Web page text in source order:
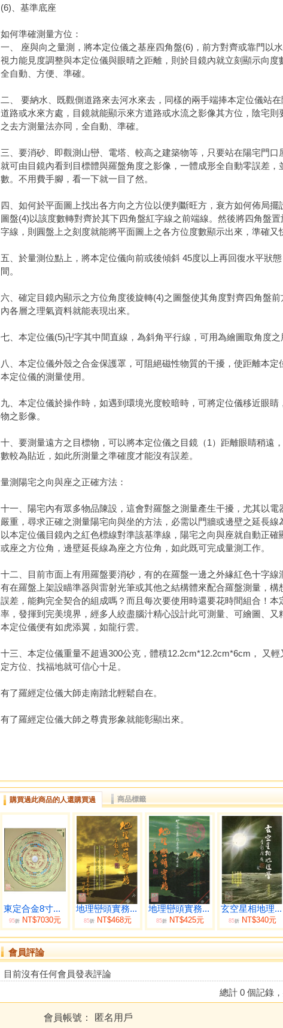
(6)、基準底座
如何準確測量方位：
一、 座與向之量測，將本定位儀之基座四角盤(6)，前方對齊或靠門以
視力能見度調整與本定位儀與眼晴之距離，則於目鏡內就立刻顯示向度
全自動、方便、準確。
二、 要納水、既觀側道路來去河水來去，同樣的兩手端捧本定位儀站
道路或水來方處，目鏡就能顯示來方道路或水流之影像其方位，陰宅
之去方測量法亦同，全自動、準確。
三、要消砂、即觀測山巒、電塔、較高之建築物等，只要站在陽宅門
就可由目鏡內看到目標體與羅盤角度之影像，一體成形全自動零誤差
數。不用費手腳，看一下就一目了然。
四、如何於平面圖上找出各方向之方位以便判斷旺方，衰方如何佈局
圖盤(4)以該度數轉對齊於其下四角盤紅字線之前端線。然後將四角盤
字線，則圓盤上之刻度就能將平面圖上之各方位度數顯示出來，準確又
五、於量測位點上，將本定位儀向前或後傾斜 45度以上再回復水平狀
間。
六、確定目鏡內顯示之方位角度後旋轉(4)之圖盤使其角度對齊四角盤
內各層之理氣資料就能表現出來。
七、本定位儀(5)卍字其中間直線，為斜角平行線，可用為繪圖取角度之
八、本定位儀外殼之合金保護罩，可阻絕磁性物質的干擾，使距離本
本定位儀的測量使用。
九、本定位儀於操作時，如遇到環境光度較暗時，可將定位儀移近眼
物之影像。
十、要測量遠方之目標物，可以將本定位儀之目鏡（1）距離眼睛稍遠
數較為貼近，如此所測量之準確度才能沒有誤差。
量測陽宅之向與座之正確方法：
十一、陽宅內有眾多物品陳設，這會對羅盤之測量產生干擾，尤其以
嚴重，尋求正確之測量陽宅向與坐的方法，必需以門牆或邊壁之延長線
以本定位儀目鏡內之紅色標線對準該基準線，陽宅之向與座就自動正確
或座之方位角，邊壁延長線為座之方位角，如此既可完成量測工作。
十二、目前市面上有用羅盤要消砂，有的在羅盤一邊之外緣紅色十字線
有在羅盤上架設瞄準器與雷射光筆或其他之結構體來配合羅盤測量，
誤差，能夠完全契合的組成嗎？而且每次要使用時還要花時間組合！
率，發揮到完美境界，經多人絞盡腦汁精心設計此可測量、可繪圖、
本定位儀便有如虎添翼，如龍行雲。
十三、本定位儀重量不超過300公克，體積12.2cm*12.2cm*6cm， 又
定方位、找福地就可信心十足。
有了羅經定位儀大師走南踏北輕鬆自在。
有了羅經定位儀大師之尊貴形象就能彰顯出來。
購買過此商品的人還購買過 商品標籤
東定合金8寸...
95折 NT$7030元
地理巒頭實務...
85折NT$468元
地理巒頭實務...
85折NT$425元
玄空星相地理...
85折NT$340元
會員評論
目前沒有任何會員發表評論
總計 0 個記錄
會員帳號：
匿名用戶